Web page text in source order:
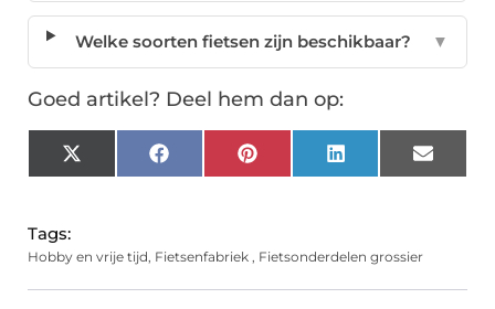
Welke soorten fietsen zijn beschikbaar? ▼
Goed artikel? Deel hem dan op:
X
(Twitter)
FacebookPinterest LinkedIn Email
Tags:
Hobby en vrije tijd, Fietsenfabriek , Fietsonderdelen grossier